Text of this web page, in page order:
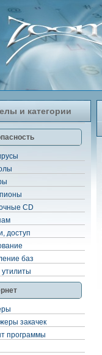
и категории
CD
доступ
баз
утилиты
закачек
программы